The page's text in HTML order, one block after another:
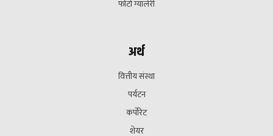
फोटो ग्यालेरी
अर्थ
वित्तीय संस्था
पर्यटन
कर्पोरेट
शेयर